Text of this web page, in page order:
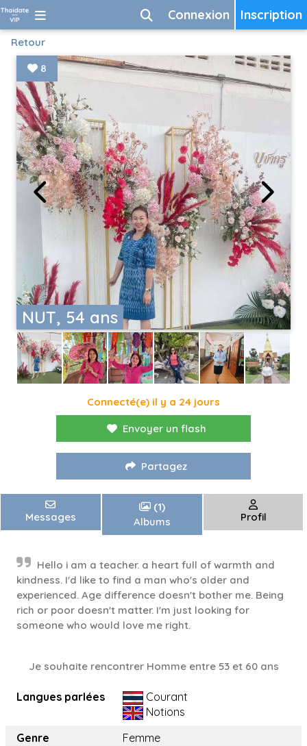
Inscription
Connexion
Retour
NUT, 54 ans
8
Connecté(e) il y a 24 jours
Envoyer un flash
Partagez
Messages
(1)
Albums
Profil
Hello i am a teacher. a heart full of warmth and
kindness. I'd like to find a man who's older and
experienced. Age difference doesn't bother me. Being
rich or poor doesn't matter. I'm just looking for
someone who would love me right.
Je souhaite rencontrer Homme entre 53 et 60 ans
Langues parlées
Courant
Notions
Genre
Femme